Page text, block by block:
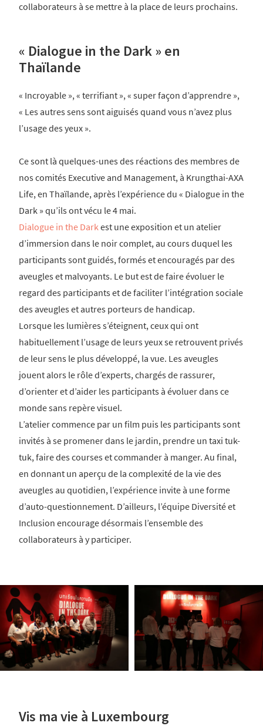
collaborateurs à se mettre à la place de leurs prochains.
« Dialogue in the Dark » en
Thaïlande
« Incroyable », « terrifiant », « super façon d’apprendre »,
« Les autres sens sont aiguisés quand vous n’avez plus
l’usage des yeux ».
Ce sont là quelques-unes des réactions des membres de
nos comités Executive and Management, à Krungthai-AXA
Life, en Thaïlande, après l’expérience du « Dialogue in the
Dark » qu’ils ont vécu le 4 mai.
Dialogue in the Darkest une exposition et un atelier
d’immersion dans le noir complet, au cours duquel les
participants sont guidés, formés et encouragés par des
aveugles et malvoyants. Le but est de faire évoluer le
regard des participants et de faciliter l’intégration sociale
des aveugles et autres porteurs de handicap.
Lorsque les lumières s’éteignent, ceux qui ont
habituellement l’usage de leurs yeux se retrouvent privés
de leur sens le plus développé, la vue. Les aveugles
jouent alors le rôle d’experts, chargés de rassurer,
d’orienter et d’aider les participants à évoluer dans ce
monde sans repère visuel.
L’atelier commence par un film puis les participants sont
invités à se promener dans le jardin, prendre un taxi tuk-
tuk, faire des courses et commander à manger. Au final,
en donnant un aperçu de la complexité de la vie des
aveugles au quotidien, l’expérience invite à une forme
d’auto-questionnement. D’ailleurs, l’équipe Diversité et
Inclusion encourage désormais l’ensemble des
collaborateurs à y participer.
Vis ma vie à Luxembourg